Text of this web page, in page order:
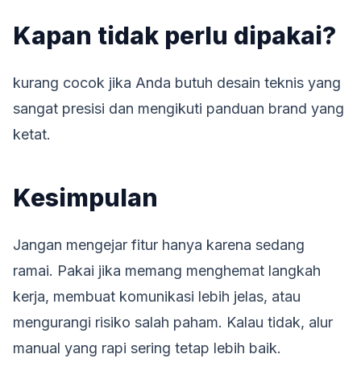
Kapan tidak perlu dipakai?
kurang cocok jika Anda butuh desain teknis yang
sangat presisi dan mengikuti panduan brand yang
ketat.
Kesimpulan
Jangan mengejar fitur hanya karena sedang
ramai. Pakai jika memang menghemat langkah
kerja, membuat komunikasi lebih jelas, atau
mengurangi risiko salah paham. Kalau tidak, alur
manual yang rapi sering tetap lebih baik.